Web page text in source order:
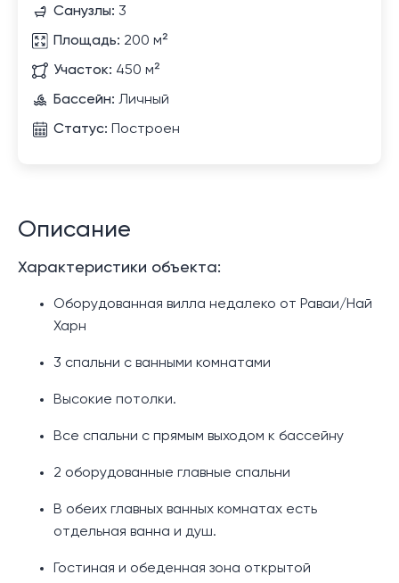
Санузлы: 3
Площадь: 200 м²
Участок: 450 м²
Бассейн: Личный
Статус: Построен
Описание
Характеристики объекта:
Оборудованная вилла недалеко от Раваи/Най
Харн
3 спальни с ванными комнатами
Высокие потолки.
Все спальни с прямым выходом к бассейну
2 оборудованные главные спальни
В обеих главных ванных комнатах есть
отдельная ванна и душ.
Гостиная и обеденная зона открытой